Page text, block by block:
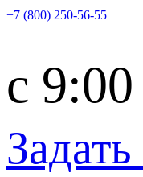
+7 (800) 250-56-55
c